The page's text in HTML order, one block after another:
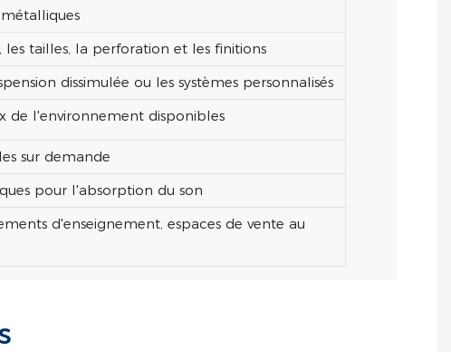
tailles, la perforation et les finitions
dissimulée ou les systèmes personnalisés
de l'environnement disponibles
sur demande
pour l'absorption du son
d'enseignement, espaces de vente au